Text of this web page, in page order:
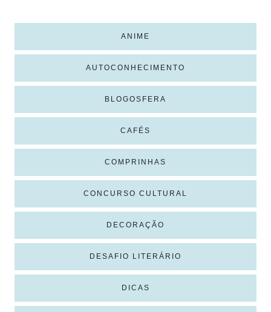
ANIME
AUTOCONHECIMENTO
BLOGOSFERA
CAFÉS
COMPRINHAS
CONCURSO CULTURAL
DECORAÇÃO
DESAFIO LITERÁRIO
DICAS